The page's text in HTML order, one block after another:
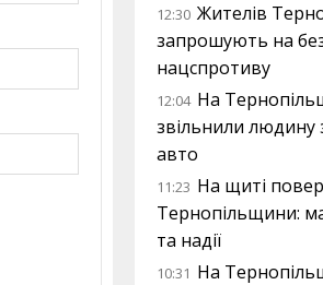
12:30 Жителів
запрошують на
нацспротиву
12:04 На
звільнили людину
авто
11:23 На щиті
Тернопільщини:
та надії
10:31 На